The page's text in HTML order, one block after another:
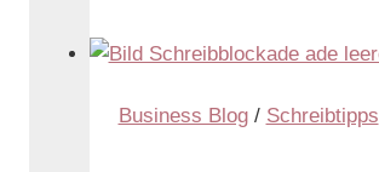
Business Blog/ Schreibtipps